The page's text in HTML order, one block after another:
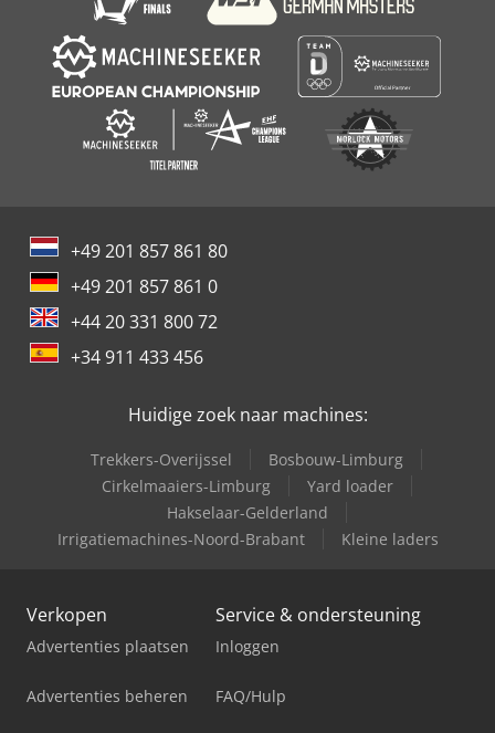
+49 201 857 861 80
+49 201 857 861 0
+44 20 331 800 72
+34 911 433 456
Huidige zoek naar machines:
Trekkers-Overijssel
Bosbouw-Limburg
Cirkelmaaiers-Limburg
Yard loader
Hakselaar-Gelderland
Irrigatiemachines-Noord-Brabant
Kleine laders
Verkopen
Advertenties plaatsen
Advertenties beheren
Service & ondersteuning
Inloggen
FAQ/Hulp